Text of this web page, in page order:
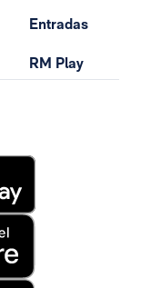
Entradas
RM Play